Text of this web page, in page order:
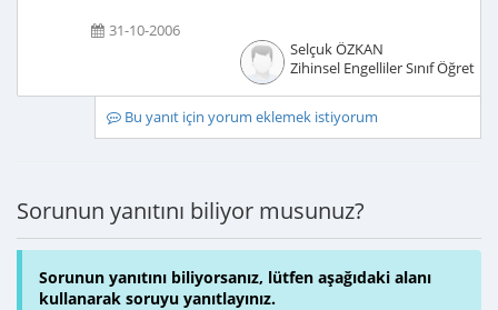
31-10-2006
Selçuk ÖZKAN
Zihinsel Engelliler Sınıf
Bu yanıt için yorum eklemek istiyorum
Sorunun yanıtını biliyor musunuz?
Sorunun yanıtını biliyorsanız, lütfen aşağıdaki alanı
kullanarak soruyu yanıtlayınız.